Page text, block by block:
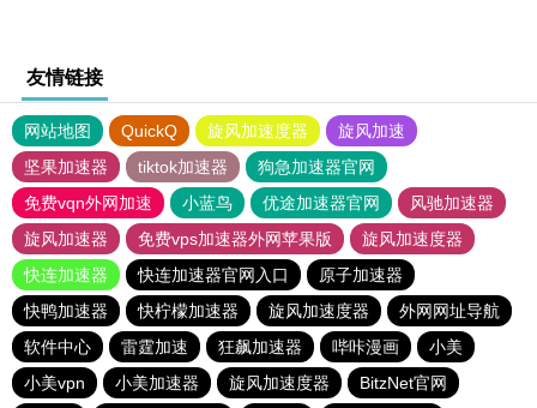
友情链接
网站地图 QuickQ 旋风加速度器
旋风加速
坚果加速器
tiktok加速器
狗急加速器官网
免费vqn外网加速
小蓝鸟 优途加速器官网
风驰加速器
旋风加速器
免费vps加速器外网苹果版
旋风加速度器
快连加速器
快连加速器官网入口
原子加速器
快鸭加速器
快柠檬加速器 旋风加速度器
外网网址导航
软件中心
雷霆加速 狂飙加速器 哔咔漫画
小美
小美vpn
小美加速器 旋风加速度器
BitzNet官网